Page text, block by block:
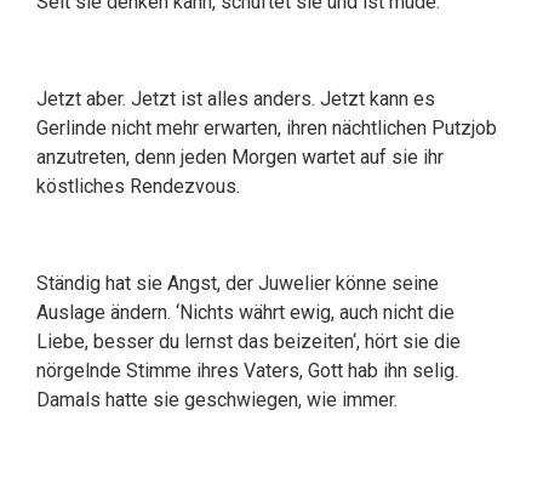
Jetzt aber. Jetzt ist alles anders. Jetzt kann es
Gerlinde nicht mehr erwarten, ihren nächtlichen Putzjob
anzutreten, denn jeden Morgen wartet auf sie ihr
köstliches Rendezvous.
Ständig hat sie Angst, der Juwelier könne seine
Auslage ändern. ‘Nichts währt ewig, auch nicht die
Liebe, besser du lernst das beizeiten‘, hört sie die
nörgelnde Stimme ihres Vaters, Gott hab ihn selig.
Damals hatte sie geschwiegen, wie immer.